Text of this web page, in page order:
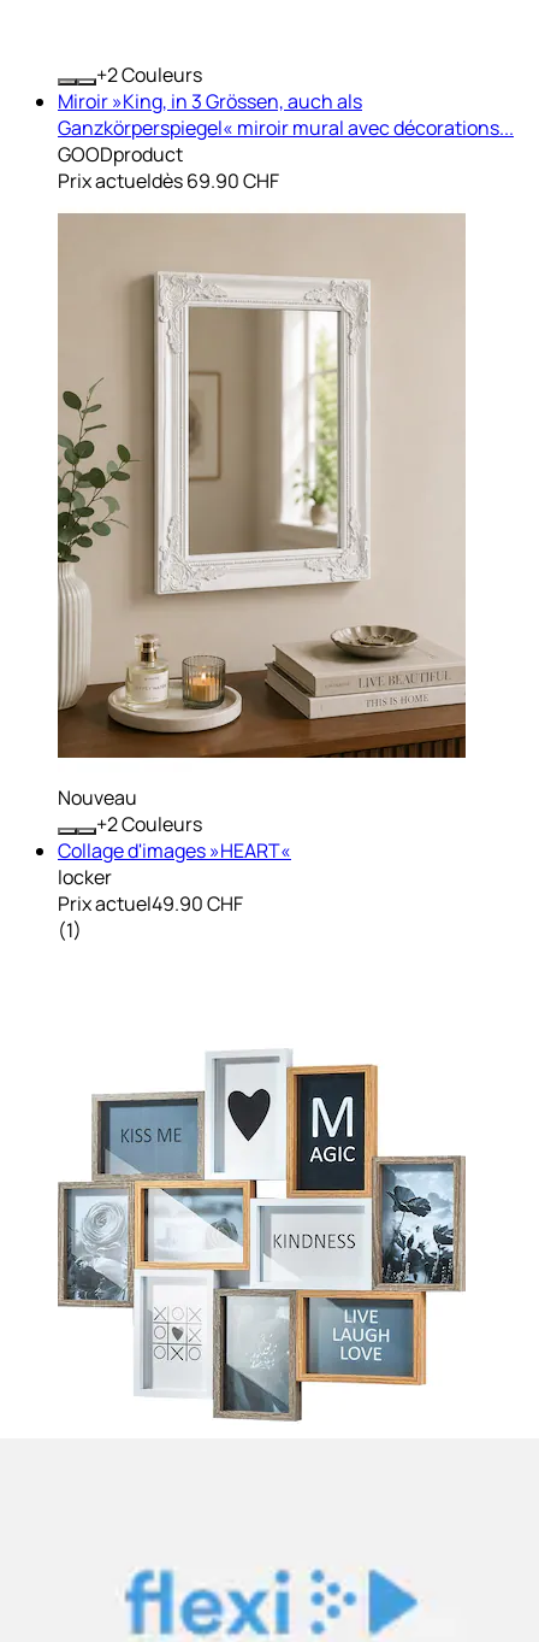
+ Couleurs
Miroir »King, in 3 Grössen, auch als
Ganzkörperspiegel« miroir mural avec décorations...
GOODproduct
Prix actueldès69.90 CHF
Nouveau
+ Couleurs
Collage d'images »HEART«
locker
Prix actuel49.90 CHF
(1)
Set de table similicuir, essuyable